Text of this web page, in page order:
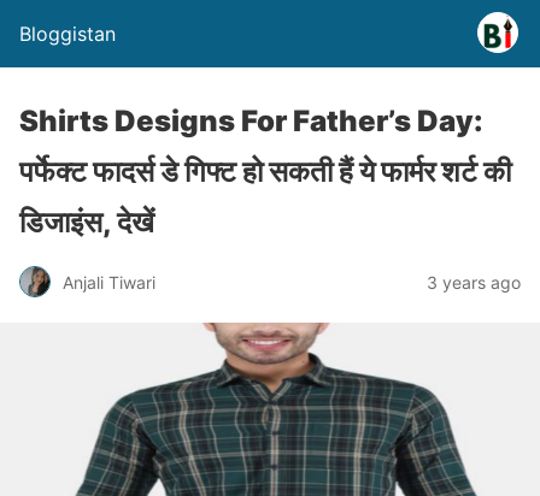
Bloggistan
Shirts Designs For Father’s Day:
पर्फेक्ट फादर्स डे गिफ्ट हो सकती हैं ये फार्मर शर्ट की
डिजाइंस, देखें
Anjali Tiwari 3 years ago